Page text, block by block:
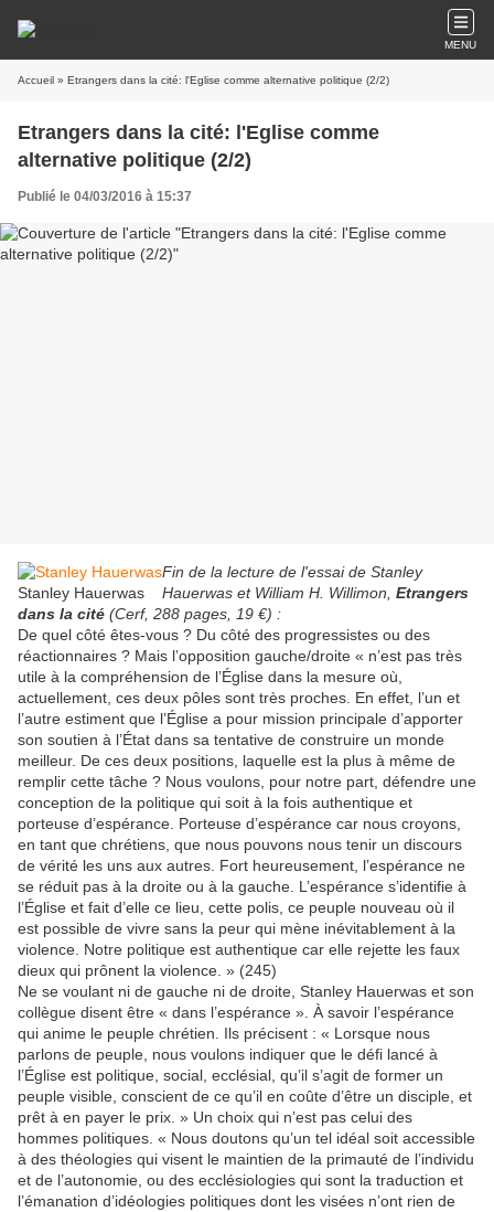
MENU
Accueil » Etrangers dans la cité: l'Eglise comme alternative politique (2/2)
Etrangers dans la cité: l'Eglise comme
alternative politique (2/2)
Publié le 04/03/2016 à 15:37
Stanley Hauerwas
Fin de la lecture de l'essai de Stanley
Hauerwas et William H. Willimon, Etrangers
dans la cité (Cerf, 288 pages, 19 €) :
De quel côté êtes-vous ? Du côté des progressistes ou des
réactionnaires ? Mais l’opposition gauche/droite « n’est pas très
utile à la compréhension de l’Église dans la mesure où,
actuellement, ces deux pôles sont très proches. En effet, l’un et
l’autre estiment que l’Église a pour mission principale d’apporter
son soutien à l’État dans sa tentative de construire un monde
meilleur. De ces deux positions, laquelle est la plus à même de
remplir cette tâche ? Nous voulons, pour notre part, défendre une
conception de la politique qui soit à la fois authentique et
porteuse d’espérance. Porteuse d’espérance car nous croyons,
en tant que chrétiens, que nous pouvons nous tenir un discours
de vérité les uns aux autres. Fort heureusement, l’espérance ne
se réduit pas à la droite ou à la gauche. L’espérance s’identifie à
l’Église et fait d’elle ce lieu, cette polis, ce peuple nouveau où il
est possible de vivre sans la peur qui mène inévitablement à la
violence. Notre politique est authentique car elle rejette les faux
dieux qui prônent la violence. » (245)
Ne se voulant ni de gauche ni de droite, Stanley Hauerwas et son
collègue disent être « dans l’espérance ». À savoir l’espérance
qui anime le peuple chrétien. Ils précisent : « Lorsque nous
parlons de peuple, nous voulons indiquer que le défi lancé à
l’Église est politique, social, ecclésial, qu’il s’agit de former un
peuple visible, conscient de ce qu’il en coûte d’être un disciple, et
prêt à en payer le prix. » Un choix qui n’est pas celui des
hommes politiques. « Nous doutons qu’un tel idéal soit accessible
à des théologies qui visent le maintien de la primauté de l’individu
et de l’autonomie, ou des ecclésiologies qui sont la traduction et
l’émanation d’idéologies politiques dont les visées n’ont rien de